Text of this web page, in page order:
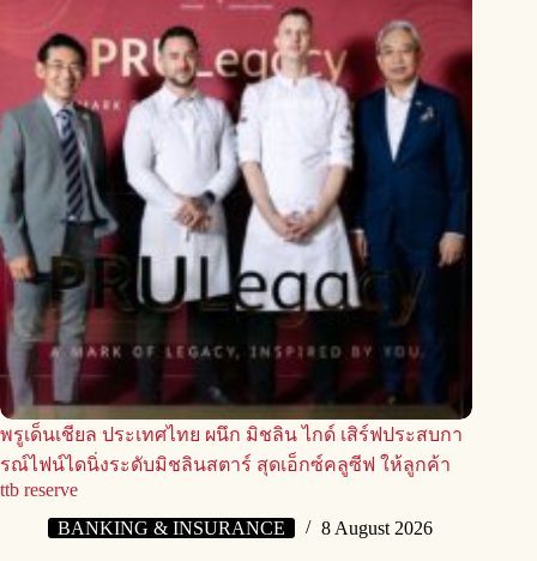
พรูเด็นเชียล ประเทศไทย ผนึก มิชลิน ไกด์ เสิร์ฟประสบกา
รณ์ไฟน์ไดนิ่งระดับมิชลินสตาร์ สุดเอ็กซ์คลูซีฟ ให้ลูกค้า
ttb reserve
BANKING & INSURANCE
8 August 2026